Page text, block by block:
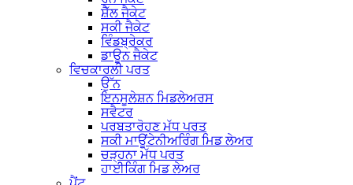
ਸ਼ੈੱਲ ਜੈਕੇਟ
ਸਕੀ ਜੈਕੇਟ
ਵਿੰਡਬ੍ਰੇਕਰ
ਡਾਊਨ ਜੈਕੇਟ
ਵਿਚਕਾਰਲੀ ਪਰਤ
ਉੱਨ
ਇਨਸੂਲੇਸ਼ਨ ਮਿਡਲੇਅਰਸ
ਸਵੈਟਰ
ਪਰਬਤਾਰੋਹਣ ਮੱਧ ਪਰਤ
ਸਕੀ ਮਾਊਂਟੇਨੀਅਰਿੰਗ ਮਿਡ ਲੇਅਰ
ਚੜ੍ਹਨਾ ਮੱਧ ਪਰਤ
ਹਾਈਕਿੰਗ ਮਿਡ ਲੇਅਰ